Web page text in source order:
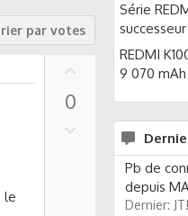
par votes
le
0
Série
REDMI
9 070
Pb de
depuis
Dernier: JT!